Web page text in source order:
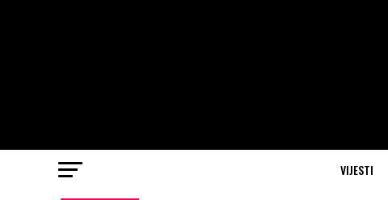
VIJESTI